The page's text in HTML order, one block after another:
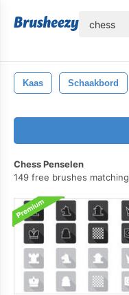
Kaas Schaakbord
Chess Penselen
149 free brushes matching